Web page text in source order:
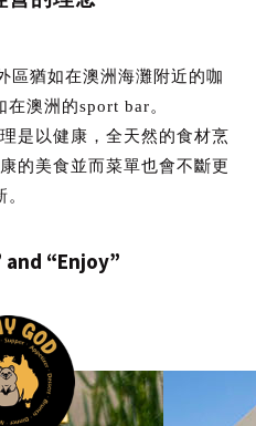
區猶如在澳洲海灘附近的咖
澳洲的sport bar。
是以健康，全天然的食材烹
的美食並而菜單也會不斷更
。
and “Enjoy”